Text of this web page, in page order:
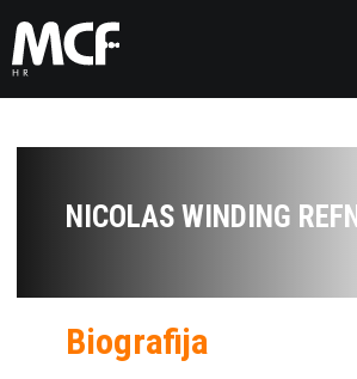
NICOLAS WINDING REFN
Biografija